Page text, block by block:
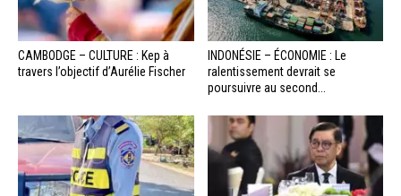
CAMBODGE – CULTURE : Kep à
travers l’objectif d’Aurélie Fischer
INDONÉSIE – ÉCONOMIE : Le
ralentissement devrait se
poursuivre au second...